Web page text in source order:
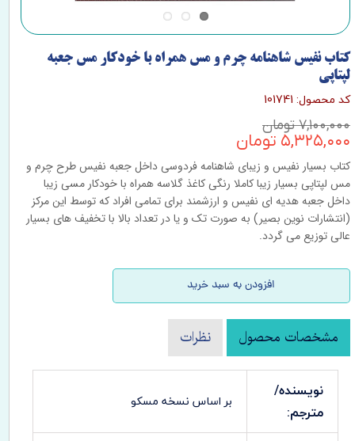
کتاب نفیس شاهنامه چرم و مس همراه با خودکار مس جعبه
لپتاپی
کد محصول: 101741
۷,۱۰۰,۰۰۰ تومان
۵,۳۲۵,۰۰۰ تومان
کتاب بسیار نفیس و زیبای شاهنامه فردوسی داخل جعبه نفیس طرح چرم و
مس لپتاپی بسیار زیبا کاملا رنگی کاغذ گلاسه همراه با خودکار مسی زیبا
داخل جعبه هدیه ای نفیس و ارزشمند برای تمامی افراد که توسط این مرکز
(انتشارات نوین بصیر) به صورت تک و یا در تعداد بالا با تخفیف های بسیار
عالی توزیع می گردد.
افزودن به سبد خرید
مشخصات محصول نظرات
نویسنده/
مترجم:
بر اساس نسخه مسکو